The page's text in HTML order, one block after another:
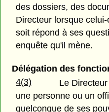
des dossiers, des
Directeur lorsque
soit répond à ses
enquête qu'il mène.
Délégation des
4(3)
Le
une personne ou un
quelconque de ses